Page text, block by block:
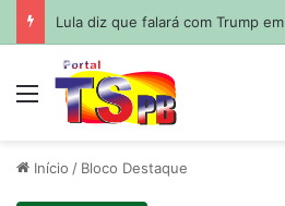
Menu
Início / Bloco Destaque